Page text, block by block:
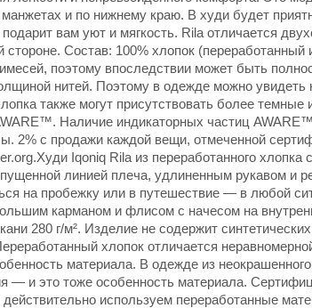
и по нижнему краю. В худи будет
вам уют и мягкость. Rila отличается
Состав: 100% хлопок (переработанный
поэтому впоследствии может быть
нитей. Поэтому в одежде можно увидеть
также могут присутствовать более
Наличие индикаторных частиц
2% с продажи каждой вещи, отмеченной
Iqoniq Rila из переработанного хлопка
линией плеча, удлиненным рукавом и
на пробежку или в путешествие — в любой
карманом и флисом с начесом на
280 г/м². Изделие не содержит
хлопок отличается
материала. В одежде из
— и это тоже особенность материала.
используем переработанные